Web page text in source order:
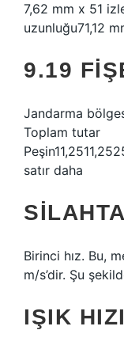
7,62 mm x 51
uzunluğu71,12
9.19
Jandarma
Toplam tutar
satır daha
Birinci hız. Bu,
m/s’dir. Şu
IŞIK